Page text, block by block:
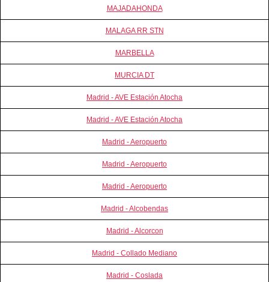
MAJADAHONDA
MALAGA RR STN
MARBELLA
MURCIA DT
Madrid - AVE Estación Atocha
Madrid - AVE Estación Atocha
Madrid - Aeropuerto
Madrid - Aeropuerto
Madrid - Aeropuerto
Madrid - Alcobendas
Madrid - Alcorcon
Madrid - Collado Mediano
Madrid - Coslada